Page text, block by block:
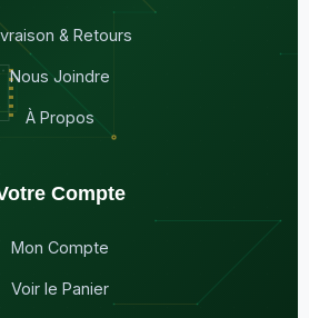
& Retours
Nous Joindre
À Propos
Compte
Mon Compte
Voir le Panier